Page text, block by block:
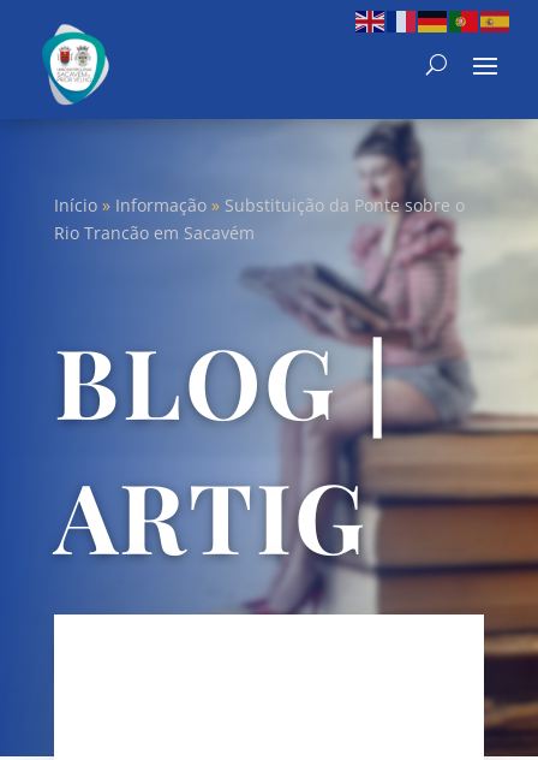
Início» Informação» Substituição da Ponte sobre o
Rio Trancão em Sacavém
BLOG |
ARTIG
OS